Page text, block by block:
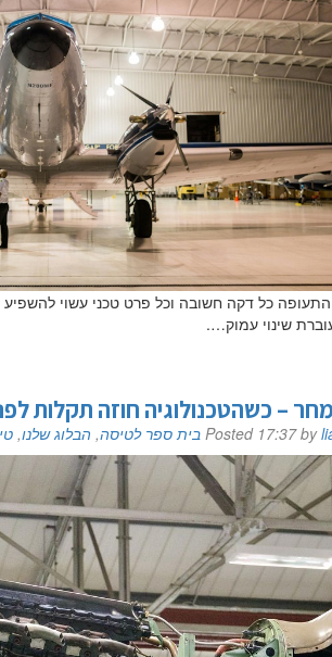
התעופה כל דקה חשובה וכל פרט טכני עשוי
שינוי עמוק….
– כשהטכנולוגיה חוזה תקלות
Posted 17:37by בית ספר לטיסה, הבלוג שלנו,